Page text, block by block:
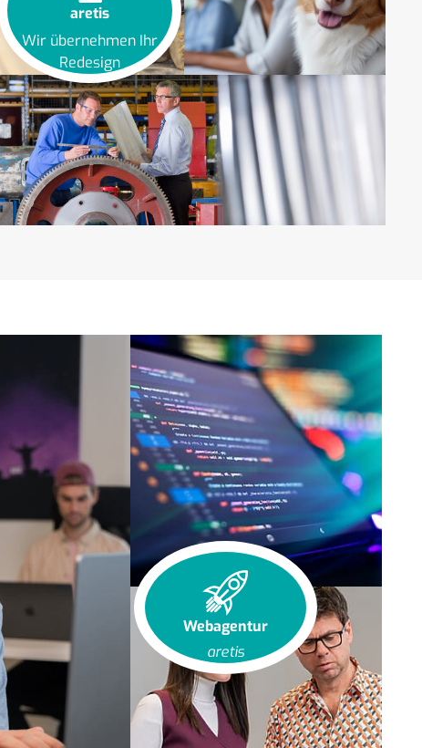
aretis
Wir übernehmen Ihr
Redesign
Webagentur
aretis